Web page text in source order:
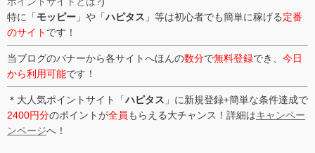
特に「モッピー 」や「ハピタス 」等は初心者でも簡単に稼げる定番
のサイト です！
当ブログのバナーから各サイトへほんの数分で無料登録でき、 今日
から利用可能です！
＊大人気ポイントサイト「ハピタス 」に新規登録+簡単な条件達成で
2400円分のポイントが全員 もらえる大チャンス！詳細はキャンペー
ンページへ！